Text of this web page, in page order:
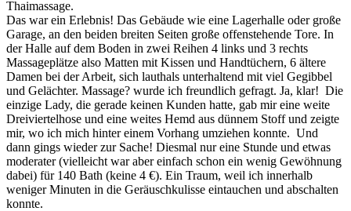
Thaimassage.
Das war ein Erlebnis! Das Gebäude wie eine Lagerhalle oder große
Garage, an den beiden breiten Seiten große offenstehende Tore. In
der Halle auf dem Boden in zwei Reihen 4 links und 3 rechts
Massageplätze also Matten mit Kissen und Handtüchern, 6 ältere
Damen bei der Arbeit, sich lauthals unterhaltend mit viel Gegibbel
und Gelächter. Massage? wurde ich freundlich gefragt. Ja, klar! Die
einzige Lady, die gerade keinen Kunden hatte, gab mir eine weite
Dreiviertelhose und eine weites Hemd aus dünnem Stoff und zeigte
mir, wo ich mich hinter einem Vorhang umziehen konnte. Und
dann gings wieder zur Sache! Diesmal nur eine Stunde und etwas
moderater (vielleicht war aber einfach schon ein wenig Gewöhnung
dabei) für 140 Bath (keine 4 €). Ein Traum, weil ich innerhalb
weniger Minuten in die Geräuschkulisse eintauchen und abschalten
konnte.